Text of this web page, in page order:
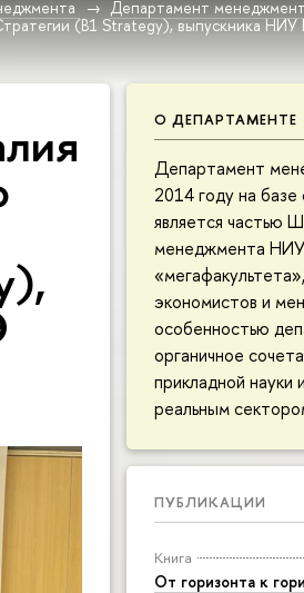
Департамент
(B1 Strategy), выпускника
О ДЕПАРТАМЕНТЕ
Департамент
2014 году на
является частью
менеджмента
экономистов и
особенностью
органичное
прикладной науки
реальным
ПУБЛИКАЦИИ
Книга
От горизонта к